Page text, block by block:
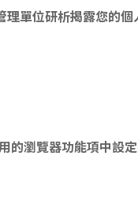
理單位研析揭露您的個
的瀏覽器功能項中設